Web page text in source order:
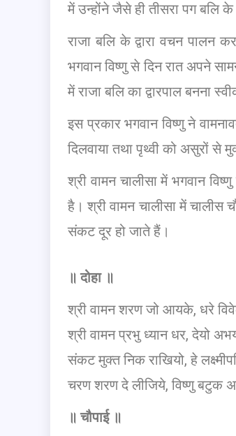
में उन्होंने जैसे ही तीसरा पग बलि
राजा बलि के द्वारा वचन पालन
भगवान विष्णु से दिन रात अपने
में राजा बलि का द्वारपाल बनना
इस प्रकार भगवान विष्णु ने
दिलवाया तथा पृथ्वी को असुरों से
श्री वामन चालीसा में भगवान
है। श्री वामन चालीसा में चालीस
संकट दूर हो जाते हैं।
॥ दोहा ॥
श्री वामन शरण जो आयके, धरे
श्री वामन प्रभु ध्यान धर, देयो
संकट मुक्त निक राखियो, हे
चरण शरण दे लीजिये, विष्णु बटुक
॥ चौपाई ॥